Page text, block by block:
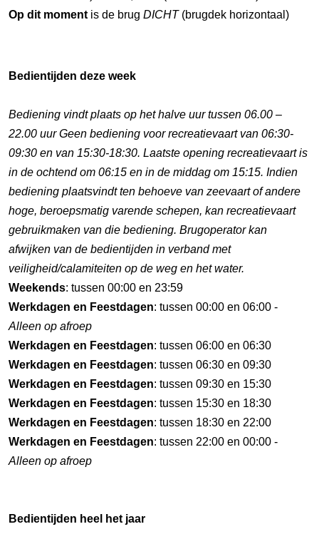
Op dit moment is de brug DICHT(brugdek horizontaal)
Bedientijden deze week
Bediening vindt plaats op het halve uur tussen 06.00 –
22.00 uur Geen bediening voor recreatievaart van 06:30-
09:30 en van 15:30-18:30. Laatste opening recreatievaart is
in de ochtend om 06:15 en in de middag om 15:15. Indien
bediening plaatsvindt ten behoeve van zeevaart of andere
hoge, beroepsmatig varende schepen, kan recreatievaart
gebruikmaken van die bediening. Brugoperator kan
afwijken van de bedientijden in verband met
veiligheid/calamiteiten op de weg en het water.
Weekends: tussen 00:00 en 23:59
Werkdagen en Feestdagen: tussen 00:00 en 06:00 -
Alleen op afroep
Werkdagen en Feestdagen: tussen 06:00 en 06:30
Werkdagen en Feestdagen: tussen 06:30 en 09:30
Werkdagen en Feestdagen: tussen 09:30 en 15:30
Werkdagen en Feestdagen: tussen 15:30 en 18:30
Werkdagen en Feestdagen: tussen 18:30 en 22:00
Werkdagen en Feestdagen: tussen 22:00 en 00:00 -
Alleen op afroep
Bedientijden heel het jaar